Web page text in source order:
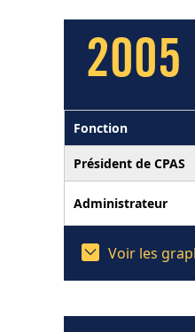
2005
Fonction
Président de CPAS
Administrateur
Voir les